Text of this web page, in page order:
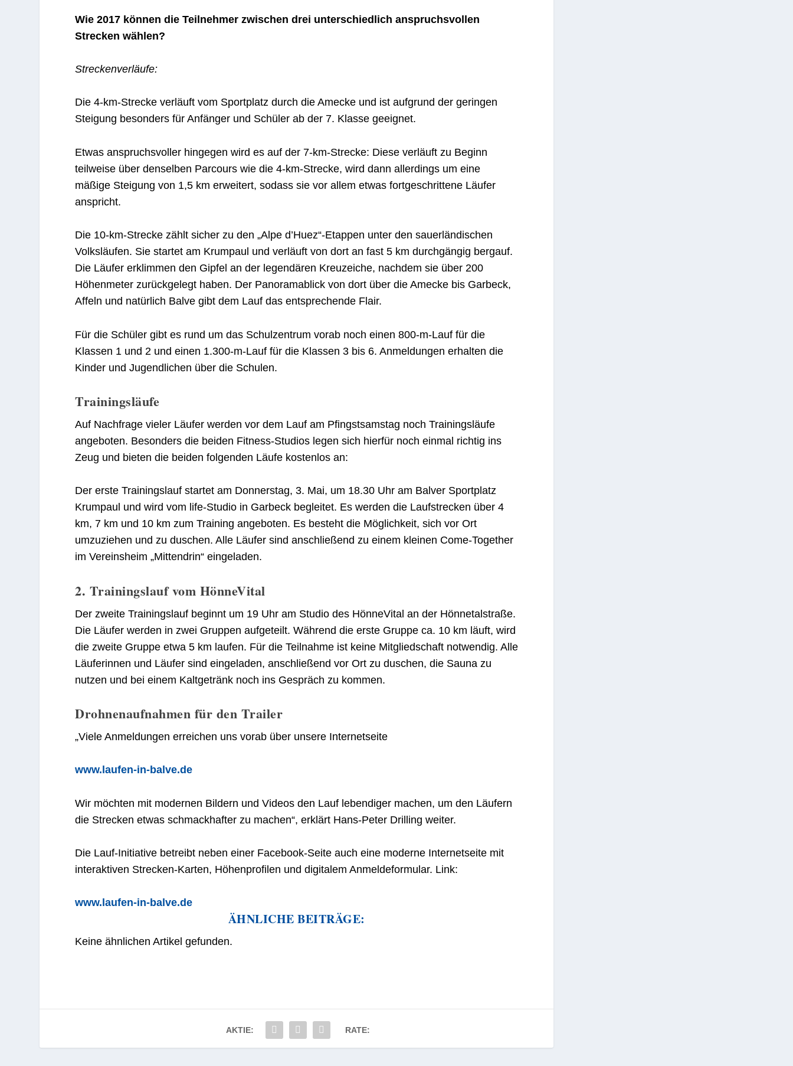
Wie 2017 können die Teilnehmer zwischen drei unterschiedlich anspruchsvollen
Strecken wählen?
Streckenverläufe:
Die 4-km-Strecke verläuft vom Sportplatz durch die Amecke und ist aufgrund der geringen
Steigung besonders für Anfänger und Schüler ab der 7. Klasse geeignet.
Etwas anspruchsvoller hingegen wird es auf der 7-km-Strecke: Diese verläuft zu Beginn
teilweise über denselben Parcours wie die 4-km-Strecke, wird dann allerdings um eine
mäßige Steigung von 1,5 km erweitert, sodass sie vor allem etwas fortgeschrittene Läufer
anspricht.
Die 10-km-Strecke zählt sicher zu den „Alpe d’Huez“-Etappen unter den sauerländischen
Volksläufen. Sie startet am Krumpaul und verläuft von dort an fast 5 km durchgängig bergauf.
Die Läufer erklimmen den Gipfel an der legendären Kreuzeiche, nachdem sie über 200
Höhenmeter zurückgelegt haben. Der Panoramablick von dort über die Amecke bis Garbeck,
Affeln und natürlich Balve gibt dem Lauf das entsprechende Flair.
Für die Schüler gibt es rund um das Schulzentrum vorab noch einen 800-m-Lauf für die
Klassen 1 und 2 und einen 1.300-m-Lauf für die Klassen 3 bis 6. Anmeldungen erhalten die
Kinder und Jugendlichen über die Schulen.
Trainingsläufe
Auf Nachfrage vieler Läufer werden vor dem Lauf am Pfingstsamstag noch Trainingsläufe
angeboten. Besonders die beiden Fitness-Studios legen sich hierfür noch einmal richtig ins
Zeug und bieten die beiden folgenden Läufe kostenlos an:
Der erste Trainingslauf startet am Donnerstag, 3. Mai, um 18.30 Uhr am Balver Sportplatz
Krumpaul und wird vom life-Studio in Garbeck begleitet. Es werden die Laufstrecken über 4
km, 7 km und 10 km zum Training angeboten. Es besteht die Möglichkeit, sich vor Ort
umzuziehen und zu duschen. Alle Läufer sind anschließend zu einem kleinen Come-Together
im Vereinsheim „Mittendrin“ eingeladen.
2. Trainingslauf vom HönneVital
Der zweite Trainingslauf beginnt um 19 Uhr am Studio des HönneVital an der Hönnetalstraße.
Die Läufer werden in zwei Gruppen aufgeteilt. Während die erste Gruppe ca. 10 km läuft, wird
die zweite Gruppe etwa 5 km laufen. Für die Teilnahme ist keine Mitgliedschaft notwendig. Alle
Läuferinnen und Läufer sind eingeladen, anschließend vor Ort zu duschen, die Sauna zu
nutzen und bei einem Kaltgetränk noch ins Gespräch zu kommen.
Drohnenaufnahmen für den Trailer
„Viele Anmeldungen erreichen uns vorab über unsere Internetseite
www.laufen-in-balve.de
Wir möchten mit modernen Bildern und Videos den Lauf lebendiger machen, um den Läufern
die Strecken etwas schmackhafter zu machen“, erklärt Hans-Peter Drilling weiter.
Die Lauf-Initiative betreibt neben einer Facebook-Seite auch eine moderne Internetseite mit
interaktiven Strecken-Karten, Höhenprofilen und digitalem Anmeldeformular. Link:
www.laufen-in-balve.de
ÄHNLICHE BEITRÄGE:
Keine ähnlichen Artikel gefunden.
AKTIE: RATE: